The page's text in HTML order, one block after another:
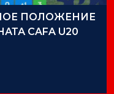
ПОЛОЖЕНИЕ
CAFA U20